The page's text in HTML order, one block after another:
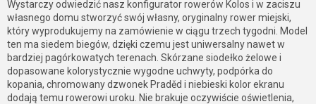
Wystarczy odwiedzić nasz konfigurator rowerów Kolos i w zaciszu
własnego domu stworzyć swój własny, oryginalny rower miejski,
który wyprodukujemy na zamówienie w ciągu trzech tygodni. Model
ten ma siedem biegów, dzięki czemu jest uniwersalny nawet w
bardziej pagórkowatych terenach. Skórzane siodełko żelowe i
dopasowane kolorystycznie wygodne uchwyty, podpórka do
kopania, chromowany dzwonek Praděd i niebieski kolor ekranu
dodają temu rowerowi uroku. Nie brakuje oczywiście oświetlenia,